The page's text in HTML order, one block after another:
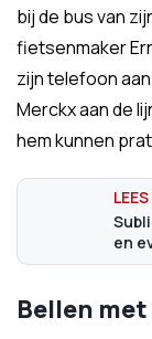
bij de bus van
fietsenmaker
zijn telefoon
Merckx aan de
hem kunnen
en
Bellen